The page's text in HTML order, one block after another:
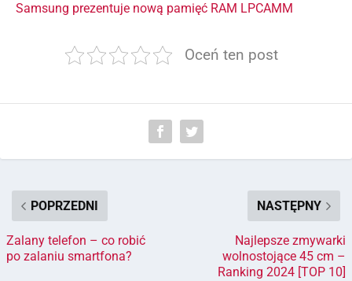
Samsung prezentuje nową pamięć RAM LPCAMM
Oceń ten post
POPRZEDNI
Zalany telefon – co robić
po zalaniu smartfona?
NASTĘPNY
Najlepsze zmywarki
wolnostojące 45 cm –
Ranking 2024 [TOP 10]